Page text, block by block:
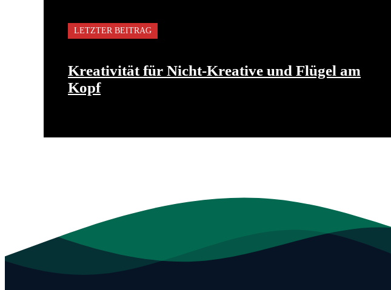
LETZTER BEITRAG
Kreativität für Nicht-Kreative und Flügel am
Kopf